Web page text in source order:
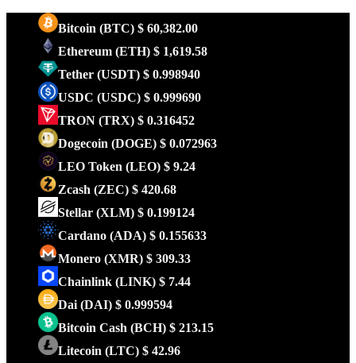
Bitcoin (BTC) $ 60,382.00
Ethereum (ETH) $ 1,619.58
Tether (USDT) $ 0.998940
USDC (USDC) $ 0.999690
TRON (TRX) $ 0.316452
Dogecoin (DOGE) $ 0.072963
LEO Token (LEO) $ 9.24
Zcash (ZEC) $ 420.68
Stellar (XLM) $ 0.199124
Cardano (ADA) $ 0.155633
Monero (XMR) $ 309.33
Chainlink (LINK) $ 7.44
Dai (DAI) $ 0.999594
Bitcoin Cash (BCH) $ 213.15
Litecoin (LTC) $ 42.96